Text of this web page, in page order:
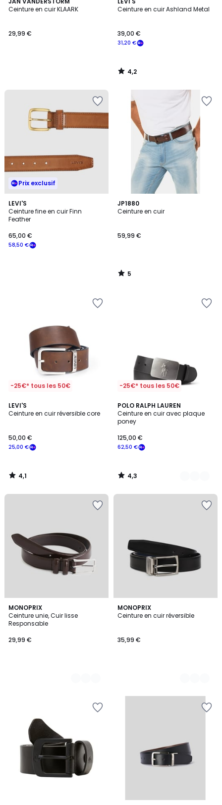
Ceinture en cuir KLAARK
29,99 €
Ceinture en cuir Ashland Metal
31,20 €
39,00 €
/ 5
4,2
/
Prix exclusif
LEVI'S
Ceinture fine en cuir Finn
Feather
58,50 €
65,00 €
JP1880
Ceinture en cuir
59,99 €
5
/
5
/
-25€* tous les 50€
LEVI'S
Ceinture en cuir réversible core
25,00 €
50,00 €
4,1
/ 5
4,1
/
-25€* tous les 50€
POLO RALPH LAUREN
Ceinture en cuir avec plaque
poney
62,50 €
125,00 €
4,3
/ 5
2
Couleurs
4,3
/
MONOPRIX
Ceinture unie, Cuir lisse
Responsable
29,99 €
2
Couleurs
MONOPRIX
Ceinture en cuir réversible
35,99 €
2
Couleurs